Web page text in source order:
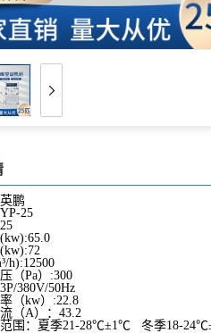
鹏
25
h):12500
（Pa）:300
380V/50Hz
（kw）:22.8
（A）：43.2
围： 夏季21-28℃±1℃ 冬季18-